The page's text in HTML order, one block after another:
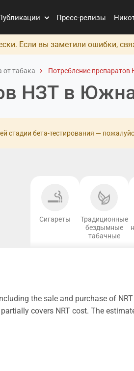
Пресс-релизы
Если вы заметили ошибки,
от табака Потребление
НЗТ в
стадии бета-тестирования —
Сигареты
Традиционные
бездымные
табачные
the sale and purchase of
covers NRT cost. The